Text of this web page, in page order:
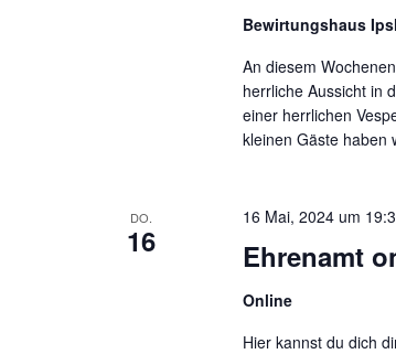
Bewirtungshaus
An diesem
herrliche Aussicht in
einer herrlichen
kleinen Gäste haben
DO.
16 Ehrenamt
16 Mai, 2024 um
Online
Hier kannst du dich